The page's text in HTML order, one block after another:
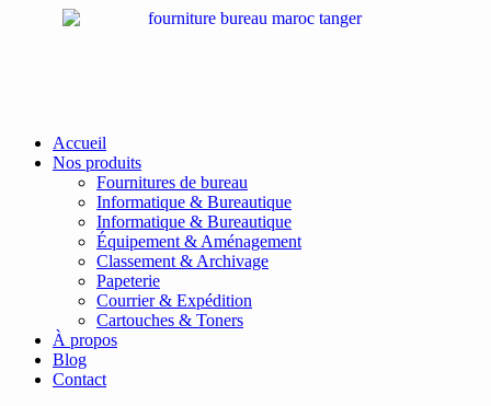
Accueil
Nos produits
Fournitures de bureau
Informatique & Bureautique
Informatique & Bureautique
Équipement & Aménagement
Classement & Archivage
Papeterie
Courrier & Expédition
Cartouches & Toners
À propos
Blog
Contact